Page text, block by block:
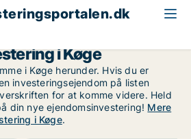
i Køge
i Køge herunder. Hvis du er
investeringsejendom på listen
for at komme videre. Held
din nye ejendomsinvestering! Mere
i Køge.